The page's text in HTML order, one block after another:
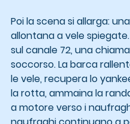
Poi la scena si allarga:
allontana a vele
sul canale 72, una
soccorso. La barca
le vele, recupera lo
la rotta, ammaina la
a motore verso i